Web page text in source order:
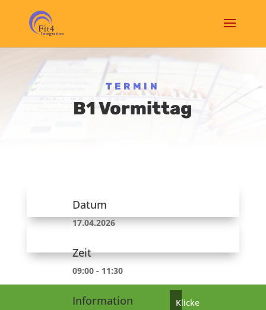
TERMIN
B1 Vormittag
Datum
17.04.2026
Zeit
09:00 - 11:30
Information
Klicke